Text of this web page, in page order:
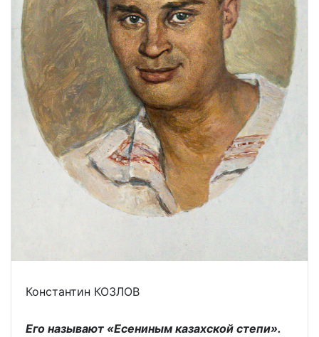
Константин КОЗЛОВ
Его называют «Есениным казахской степи».